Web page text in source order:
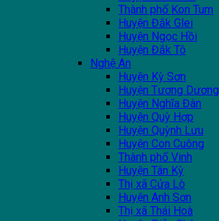
Thành phố Kon Tum
Huyện Đắk Glei
Huyện Ngọc Hồi
Huyện Đắk Tô
Nghệ An
Huyện Kỳ Sơn
Huyện Tương Dương
Huyện Nghĩa Đàn
Huyện Quỳ Hợp
Huyện Quỳnh Lưu
Huyện Con Cuông
Thành phố Vinh
Huyện Tân Kỳ
Thị xã Cửa Lò
Huyện Anh Sơn
Thị xã Thái Hoà